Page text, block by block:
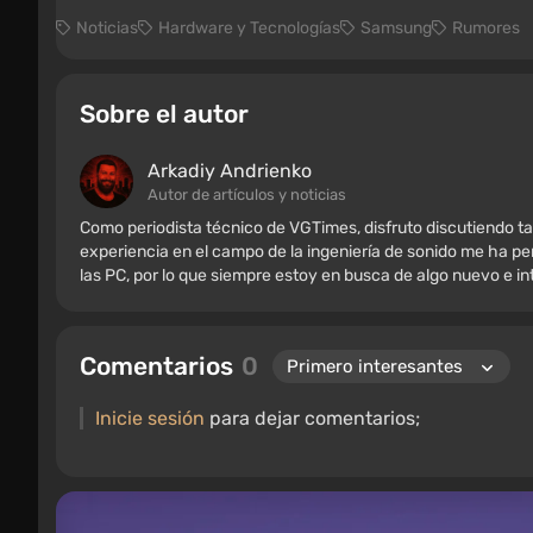
Noticias Hardware y Tecnologías Samsung Rumores
Sobre el autor
Arkadiy Andrienko
Autor de artículos y noticias
Como periodista técnico de VGTimes, disfruto discutiendo
experiencia en el campo de la ingeniería de sonido me ha
las PC, por lo que siempre estoy en busca de algo nuevo e
Comentarios 0
Inicie sesión para dejar comentarios;